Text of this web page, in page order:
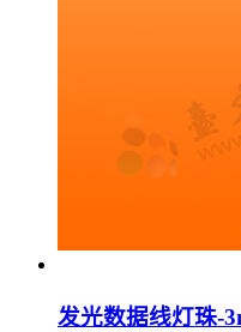
发光数据线灯珠-